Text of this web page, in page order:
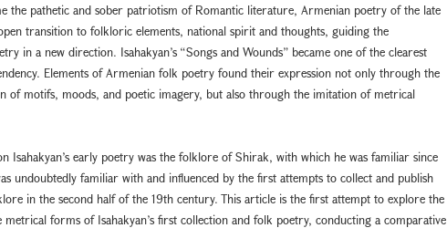
the pathetic and sober patriotism of Romantic literature, Armenian poetry of the late
transition to folkloric elements, national spirit and thoughts, guiding the
in a new direction. Isahakyan’s “Songs and Wounds” became one of the clearest
Elements of Armenian folk poetry found their expression not only through the
of motifs, moods, and poetic imagery, but also through the imitation of metrical
Isahakyan’s early poetry was the folklore of Shirak, with which he was familiar since
undoubtedly familiar with and influenced by the first attempts to collect and publish
in the second half of the 19th century. This article is the first attempt to explore the
metrical forms of Isahakyan’s first collection and folk poetry, conducting a comparative